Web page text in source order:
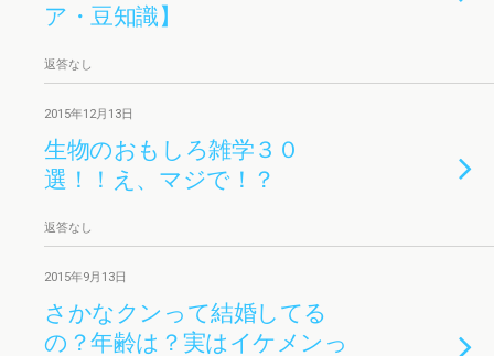
ア・豆知識】
返答なし
2015年12月13日
生物のおもしろ雑学３０
選！！え、マジで！？
返答なし
2015年9月13日
さかなクンって結婚してる
の？年齢は？実はイケメンっ